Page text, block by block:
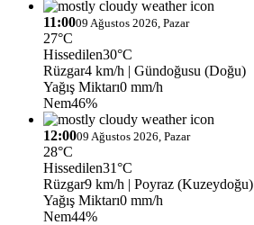
11:0009 Ağustos 2026, Pazar
27°C
Hissedilen30°C
Rüzgar4 km/h | Gündoğusu (Doğu)
Yağış Miktarı0 mm/h
Nem46%
12:0009 Ağustos 2026, Pazar
28°C
Hissedilen31°C
Rüzgar9 km/h | Poyraz (Kuzeydoğu)
Yağış Miktarı0 mm/h
Nem44%